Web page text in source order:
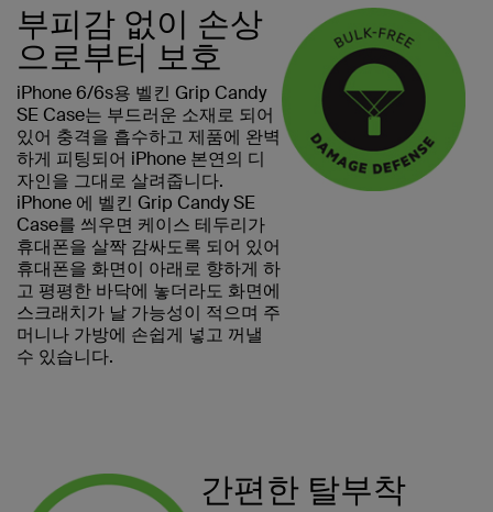
부피감 없이 손상
으로부터 보호
iPhone 6/6s용 벨킨 Grip Candy
SE Case는 부드러운 소재로 되어
있어 충격을 흡수하고 제품에 완벽
하게 피팅되어 iPhone 본연의 디
자인을 그대로 살려줍니다.
iPhone 에 벨킨 Grip Candy SE
Case를 씌우면 케이스 테두리가
휴대폰을 살짝 감싸도록 되어 있어
휴대폰을 화면이 아래로 향하게 하
고 평평한 바닥에 놓더라도 화면에
스크래치가 날 가능성이 적으며 주
머니나 가방에 손쉽게 넣고 꺼낼
수 있습니다.
간편한 탈부착